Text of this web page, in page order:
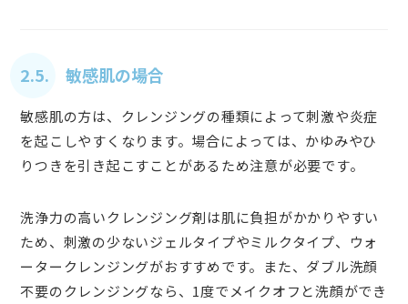
2.5. 敏感肌の場合
敏感肌の方は、クレンジングの種類によって刺激や炎症
を起こしやすくなります。場合によっては、かゆみやひ
りつきを引き起こすことがあるため注意が必要です。
洗浄力の高いクレンジング剤は肌に負担がかかりやすい
ため、刺激の少ないジェルタイプやミルクタイプ、ウォ
ータークレンジングがおすすめです。また、ダブル洗顔
不要のクレンジングなら、1度でメイクオフと洗顔ができ